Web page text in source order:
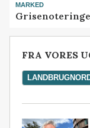
MARKED
FRA VORES